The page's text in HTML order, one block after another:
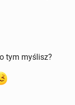
tym myślisz?